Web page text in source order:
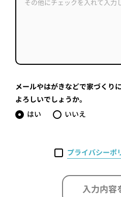
メールやはがきなどで家づくり
よろしいでしょうか。
はい
いいえ
プライバシーポ
入力内容